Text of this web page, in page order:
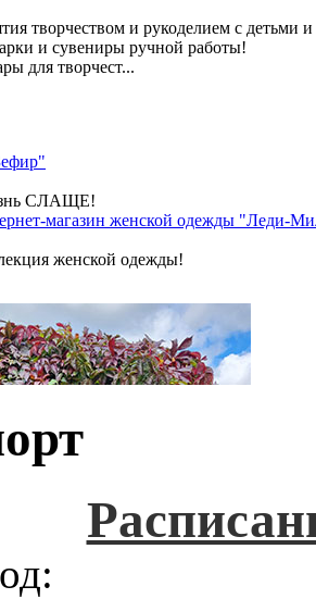
творчеством и рукоделием с детьми
и сувениры ручной работы!
для творчест...
СЛАЩЕ!
магазин женской одежды "Леди-
женской одежды!